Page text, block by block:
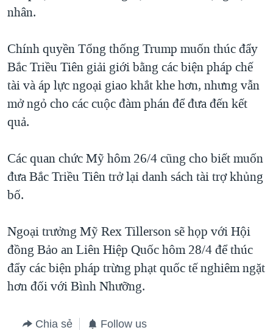
nhân.
Chính quyền Tổng thống Trump muốn thúc đẩy
Bắc Triều Tiên giải giới bằng các biện pháp chế
tài và áp lực ngoại giao khắt khe hơn, nhưng vẫn
mở ngỏ cho các cuộc đàm phán để đưa đến kết
quả.
Các quan chức Mỹ hôm 26/4 cũng cho biết muốn
đưa Bắc Triều Tiên trở lại danh sách tài trợ khủng
bố.
Ngoại trưởng Mỹ Rex Tillerson sẽ họp với Hội
đồng Bảo an Liên Hiệp Quốc hôm 28/4 để thúc
đẩy các biện pháp trừng phạt quốc tế nghiêm ngặt
hơn đối với Bình Nhưỡng.
Chia sẻ Follow us